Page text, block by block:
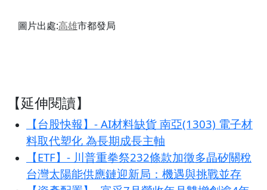
圖片出處:高雄市都發局
【延伸閱讀】
【台股快報】- AI材料缺貨 南亞(1303) 電子材
料取代塑化 為長期成長主軸
【ETF】- 川普重拳祭232條款加徵多晶矽關稅
台灣太陽能供應鏈迎新局：機遇與挑戰並存